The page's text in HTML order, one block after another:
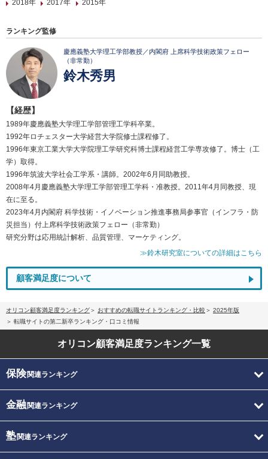
2018年
2017年 2015年
ランキング監修
慶應義塾大学理工学部教授／内閣府 上席科学技術政策フェロー
（非常勤）
鈴木秀男
【経歴】
1989年慶應義塾大学理工学部管理工学科卒業。
1992年ロチェスター大学経営大学院修士課程修了。
1996年東京工業大学大学院理工学研究科博士課程経営工学専攻修了。博士（工
学）取得。
1996年筑波大学社会工学系・講師。2002年6月同助教授。
2008年4月慶應義塾大学理工学部管理工学科・准教授。2011年4月同教授、現
在に至る。
2023年4月内閣府 科学技術・イノベーション推進事務局参事官（インフラ・防
災担当）付上席科学技術政策フェロー（非常勤）
研究分野は応用統計解析、品質管理、マーケティング。
≫鈴木研究室についての詳細はこちら
顧客満足度について
オリコン顧客満足度ランキング おすすめの転職サイトランキング・比較
2025年版
転職サイトの第二新卒ランキング・口コミ情報
オリコン顧客満足度ランキング一覧
保険関連ランキング
金融関連ランキング
塾関連ランキング